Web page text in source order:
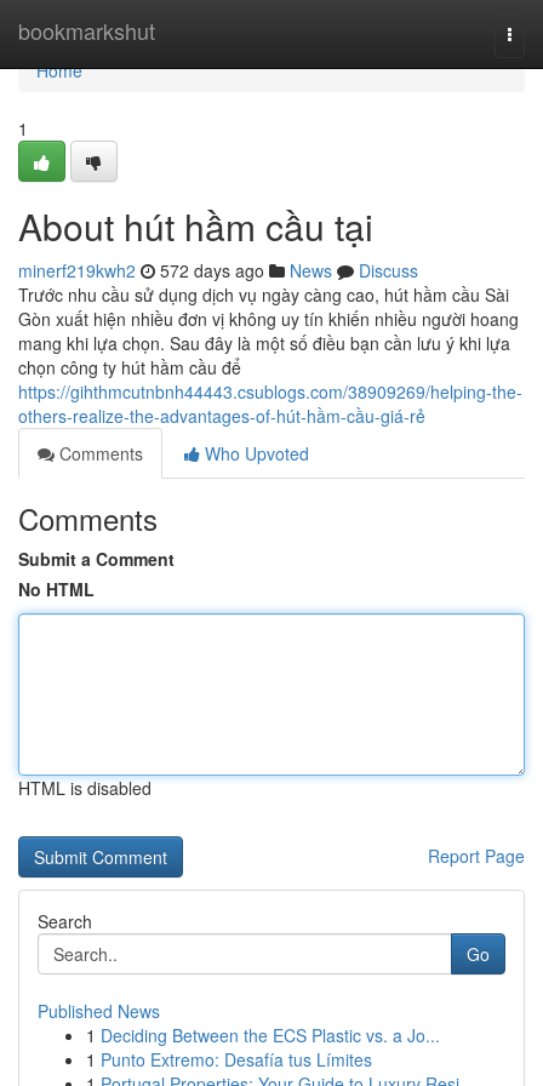
bookmarkshut
Home
Home
1
About hút hầm cầu tại
minerf219kwh2 572 days ago News
Discuss
Trước nhu cầu sử dụng dịch vụ ngày càng cao, hút hầm cầu Sài
Gòn xuất hiện nhiều đơn vị không uy tín khiến nhiều người hoang
mang khi lựa chọn. Sau đây là một số điều bạn cần lưu ý khi lựa
chọn công ty hút hầm cầu để
https://gihthmcutnbnh44443.csublogs.com/38909269/helping-the-
others-realize-the-advantages-of-hút-hầm-cầu-giá-rẻ
Comments
Who Upvoted
Comments
Submit a Comment
No HTML
HTML is disabled
Report Page
Search
Go
Published News
1 Deciding Between the ECS Plastic vs. a Jo...
1 Punto Extremo: Desafía tus Límites